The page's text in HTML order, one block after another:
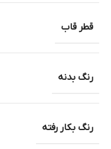
قطر قاب
رنگ بدنه
رنگ بکار رفته